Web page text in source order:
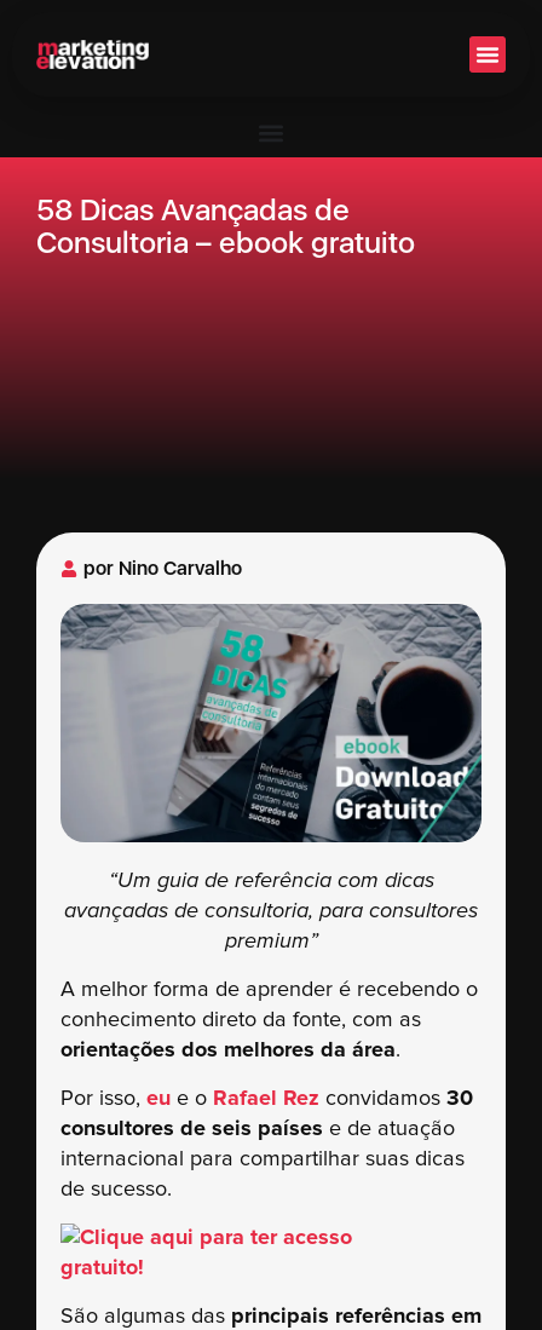
58 Dicas Avançadas de
Consultoria – ebook gratuito
por Nino Carvalho
“Um guia de referência com dicas
avançadas de consultoria, para consultores
premium”
A melhor forma de aprender é recebendo o
conhecimento direto da fonte, com as
orientações dos melhores da área.
Por isso, eu e o Rafael Rez convidamos 30
consultores de seis países e de atuação
internacional para compartilhar suas dicas
de sucesso.
São algumas das principais referências em